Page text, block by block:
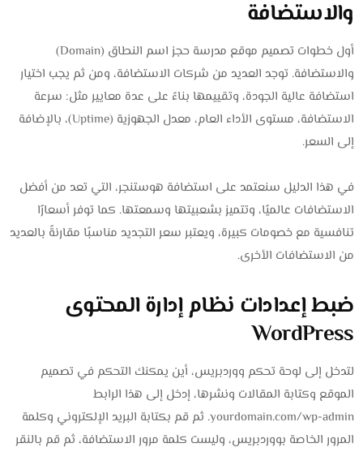
والاستضافة
أول خطوات تصميم موقع مدرسة حجز اسم النطاق (Domain)
والاستضافة. توجد العديد من شركات الاستضافة، ومن ثم يجب اختيار
استضافة عالية الجودة، وتقييمها بناءً على عدة معايير مثل: سرعة
الاستضافة، مستوى الأداء العام، معدل الجهوزية (Uptime)، بالإضافة
إلى السعر.
في هذا الدليل سنعتمد على استضافة هوستنجر، التي تعد من أفضل
الاستضافات عالميًا، وتتميز بشعبيتها وسمعتها. كما توفر أسعارًا
تنافسية مع خصومات كبيرة، ويعتبر سعر التجديد مناسبًا مقارنةً بالعديد
من الاستضافات الأخرى.
ضبط إعدادات نظام إدارة المحتوى
WordPress
لتدخل إلى لوحة تحكم ووردبريس، أين يمكنك التحكم في تصميم
الموقع وكتابة المقالات ونشرها، إدخل إلى هذا الرابط
yourdomain.com/wp-admin. ثم قم بكتابة البريد الإلكتروني وكلمة
المرور الخاصة بووردبريس، وليست كلمة مرور الاستضافة، ثم قم بالنقر